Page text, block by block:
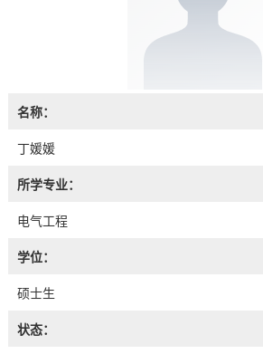
名称：
丁媛媛
所学专业：
电气工程
学位：
硕士生
状态：